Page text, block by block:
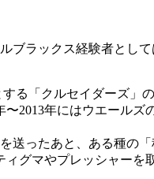
ラックス経験者として
「クルセイダーズ」の
2013年にはウエール
ったあと、ある種の「
グマやプレッシャーを